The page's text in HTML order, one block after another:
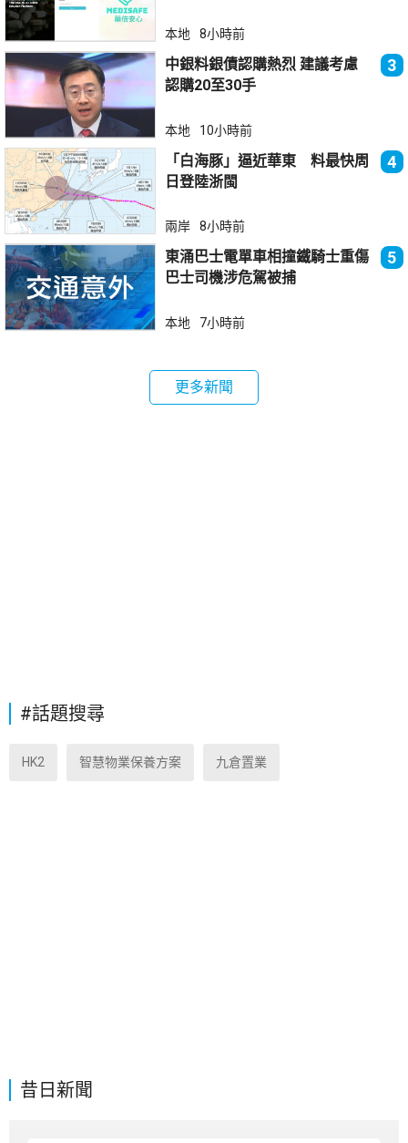
昔日新聞
本地 8小時前
中銀料銀債認購熱烈 建議考慮
認購20至30手
3
本地 10小時前
「白海豚」逼近華東 料最快周
日登陸浙閩
4
兩岸 8小時前
東涌巴士電單車相撞鐵騎士重傷
巴士司機涉危駕被捕
5
本地 7小時前
更多新聞
#話題搜尋
HK2 智慧物業保養方案 九倉置業